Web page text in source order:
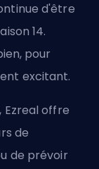
d'être
14.
pour
excitant.
Ezreal offre
de
de prévoir